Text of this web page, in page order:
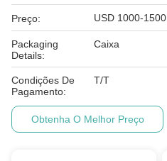
Preço: USD 1000-1500
Packaging
Details:
Caixa
Condições De
Pagamento:
T/T
Obtenha O Melhor Preço